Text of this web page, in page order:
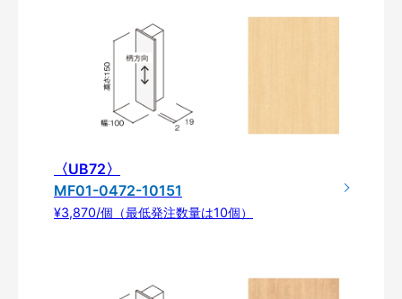
〈UB72〉
MF01-0472-10151
¥3,870/個（最低発注数量は10個）